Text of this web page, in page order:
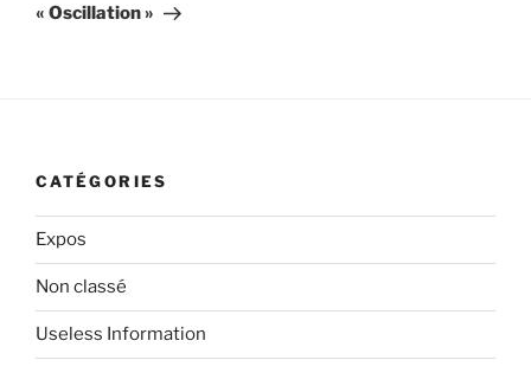
suivant
« Oscillation »
CATÉGORIES
Expos
Non classé
Useless Information